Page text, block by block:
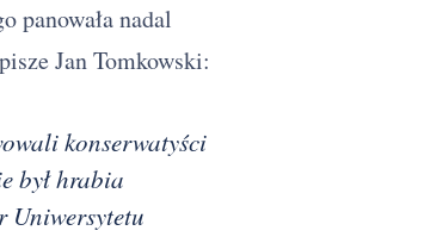
panowała nadal
Jan Tomkowski:
konserwatyści
był hrabia
Uniwersytetu